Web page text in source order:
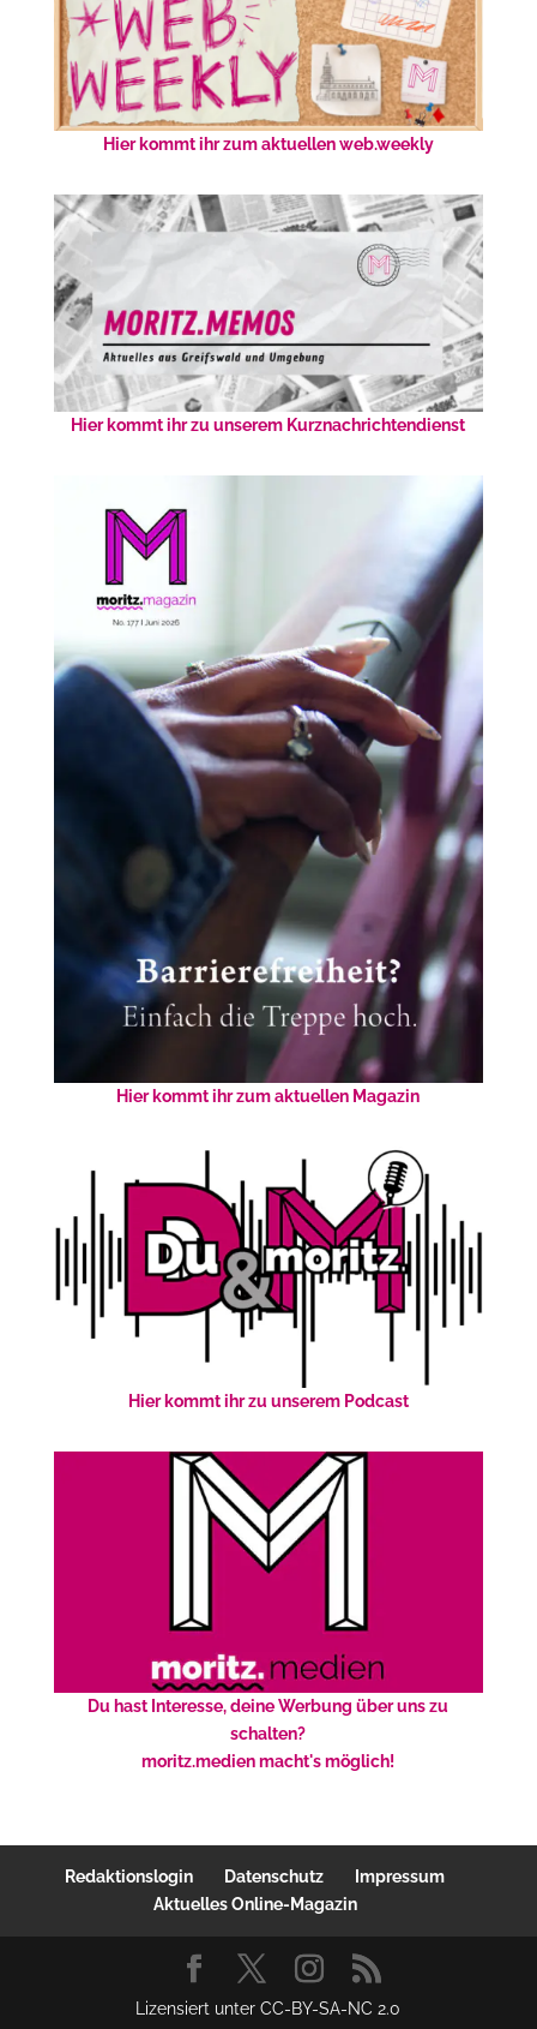
Hier kommt ihr zum aktuellen web.weekly
Hier kommt ihr zu unserem Kurznachrichtendienst
Hier kommt ihr zum aktuellen Magazin
Hier kommt ihr zu unserem Podcast
Du hast Interesse, deine Werbung über uns zu
schalten?
moritz.medien macht's möglich!
Redaktionslogin Datenschutz
Impressum
Aktuelles Online-Magazin
Lizensiert unter CC-BY-SA-NC 2.0